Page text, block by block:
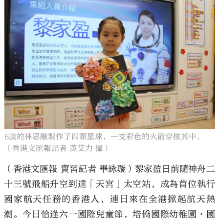
6歲的林思融製作了四顆星球，一支彩色的火箭穿梭其中。
（香港文匯報記者 黃艾力 攝）
（香港文匯報 實習記者 畢詠璇）黎家盈日前隨神舟二
十三號飛船升空到達「天宮」太空站，成為首位執行
國家航天任務的香港人，連日來在全港掀起航天熱
潮。今日恰逢六一國際兒童節，培僑國際幼稚園•國